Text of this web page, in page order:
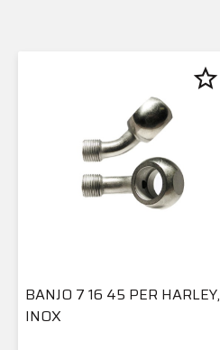
BANJO 7 16 45 PER HARLEY,
INOX
star_border